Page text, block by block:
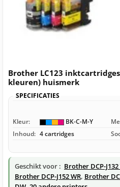
Brother LC123
kleuren) huismerk
SPECIFICATIES
Kleur: BK-C-M-Y
Inhoud: 4 cartridges
Geschikt voor : Brother DCP-J132
Brother DCP-J152 WR, Brother